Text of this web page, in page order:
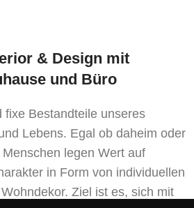
& Design mit
und Büro
fixe Bestandteile unseres
Lebens. Egal ob daheim oder
legen Wert auf
in Form von individuellen
Ziel ist es, sich mit